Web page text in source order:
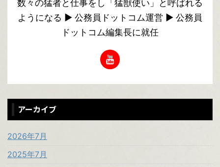
数々の猛者と仕事をし「猛獣使い」と呼ばれる
ようになる ▶︎ 公務員ドットコム運営 ▶︎ 公務員
ドットコム編集長に就任
アーカイブ
2026年7月
2025年7月